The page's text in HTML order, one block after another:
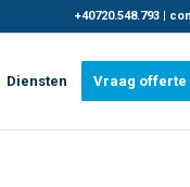
+40720.548.793 |
Diensten Vraag offerte